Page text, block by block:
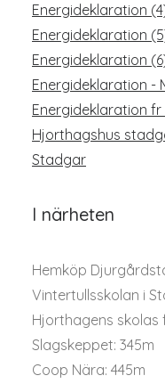
Energideklaration
Energideklaration
Energideklaration
Energideklaration -
Energideklaration fr
Hjorthagshus
Stadgar
I närheten
Hemköp
Vintertullsskolan i
Hjorthagens skolas
Slagskeppet: 345m
Coop Nära: 445m